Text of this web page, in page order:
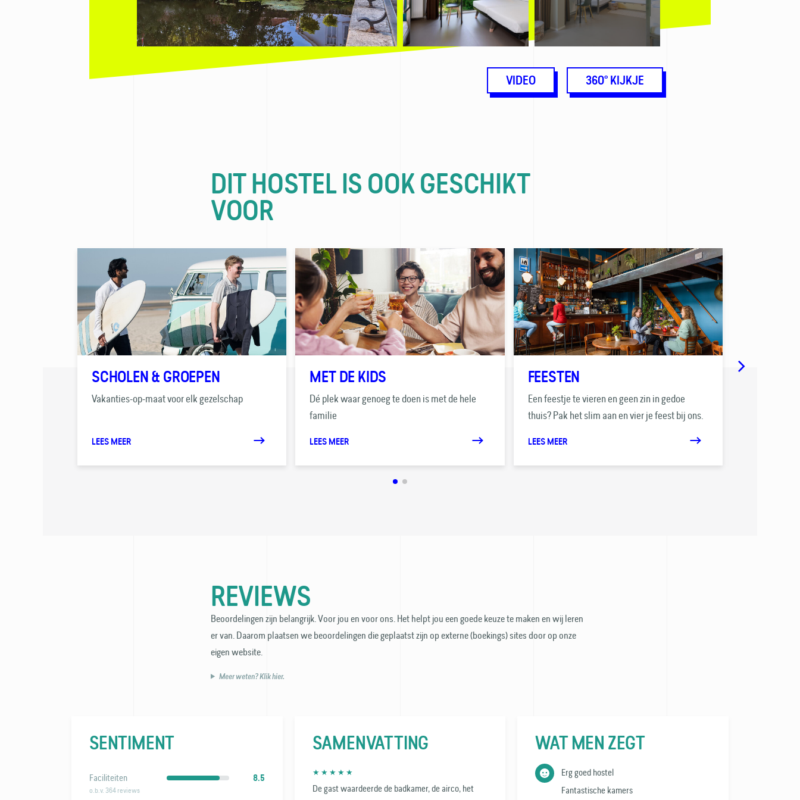
VIDEO 360° KIJKJE
DIT HOSTEL IS OOK GESCHIKT
VOOR
SCHOLEN & GROEPEN
Vakanties-op-maat voor elk gezelschap
LEES MEER
MET DE KIDS
Dé plek waar genoeg te doen is met de hele
familie
LEES MEER
FEESTEN
Een feestje te vieren en geen zin in gedoe
thuis? Pak het slim aan en vier je feest bij ons.
LEES MEER
REVIEWS
Beoordelingen zijn belangrijk. Voor jou en voor ons. Het helpt jou een goede keuze te maken en wij leren
er van. Daarom plaatsen we beoordelingen die geplaatst zijn op externe (boekings) sites door op onze
eigen website.
Meer weten? Klik hier.
SENTIMENT
Faciliteiten 8.5
o.b.v. 364 reviews
SAMENVATTING
★ ★ ★ ★ ★
De gast waardeerde de badkamer, de airco, het
WAT MEN ZEGT
Erg goed hostel
Fantastische kamers